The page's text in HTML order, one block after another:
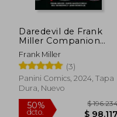
Rápido
Daredevil de Frank
Miller Companion
(Marvel Omnibus)
Frank Miller
(3)
Panini Comics, 2024, Tapa
Dura, Nuevo